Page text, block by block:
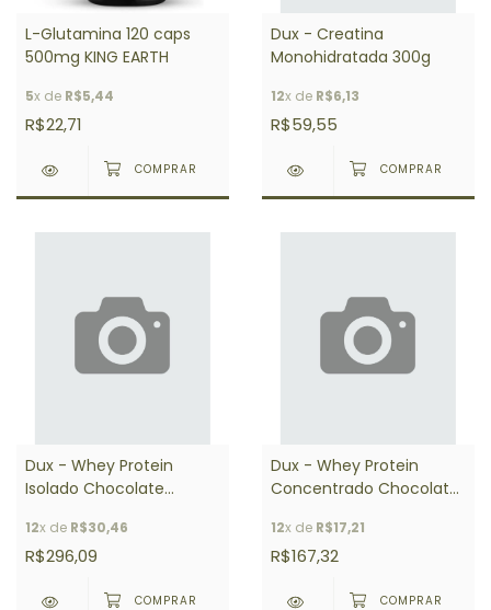
L-Glutamina 120 caps
500mg KING EARTH
5x de R$5,44
R$22,71
Dux - Creatina
Monohidratada 300g
12x de R$6,13
R$59,55
Dux - Whey Protein
Isolado Chocolate
12x de R$30,46
R$296,09
Dux - Whey Protein
Concentrado Chocolate
12x de R$17,21
R$167,32